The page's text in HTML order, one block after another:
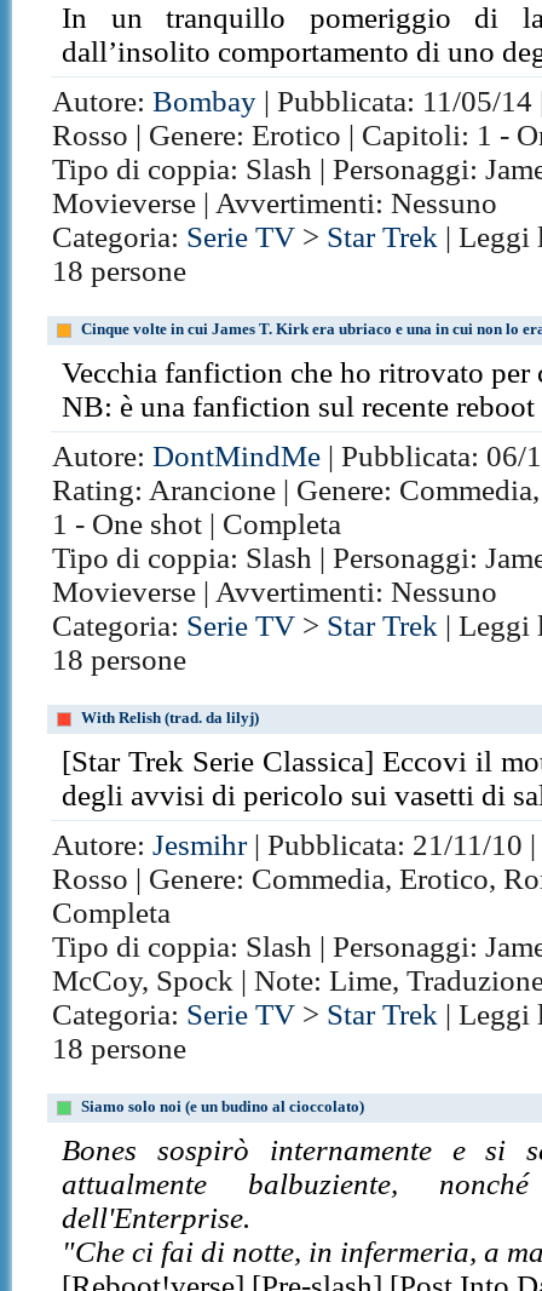
In un tranquillo pomeriggio di
dall’insolito comportamento di uno
Autore:Bombay | Pubblicata: 11/05/
Rosso | Genere: Erotico | Capitoli: 1 -
Tipo di coppia: Slash | Personaggi:
Movieverse | Avvertimenti: Nessuno
Categoria: Serie TV > Star Trek | Leggi
18 persone
Cinque volte in cui James T. Kirk era ubriaco e una in cui non lo
Vecchia fanfiction che ho ritrovato
NB: è una fanfiction sul recente
Autore:DontMindMe | Pubblicata: 06/
Rating: Arancione | Genere:
1 - One shot | Completa
Tipo di coppia: Slash | Personaggi:
Movieverse | Avvertimenti: Nessuno
Categoria: Serie TV > Star Trek | Leggi
18 persone
With Relish (trad. da lilyj)
[Star Trek Serie Classica] Eccovi il
degli avvisi di pericolo sui vasetti di
Autore:Jesmihr| Pubblicata: 21/11/10
Rosso | Genere: Commedia, Erotico,
Completa
Tipo di coppia: Slash | Personaggi:
McCoy, Spock | Note: Lime,
Categoria: Serie TV > Star Trek | Leggi
18 persone
Siamo solo noi (e un budino al cioccolato)
Bones sospirò internamente e si
attualmente balbuziente,
dell'Enterprise.
"Che ci fai di notte, in infermeria, a